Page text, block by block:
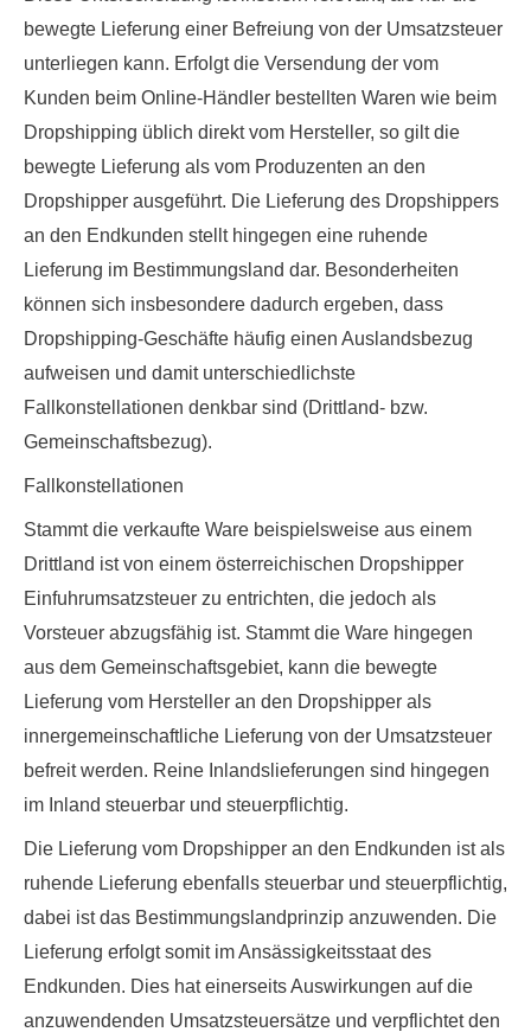
bewegte Lieferung einer Befreiung von der Umsatzsteuer
unterliegen kann. Erfolgt die Versendung der vom
Kunden beim Online-Händler bestellten Waren wie beim
Dropshipping üblich direkt vom Hersteller, so gilt die
bewegte Lieferung als vom Produzenten an den
Dropshipper ausgeführt. Die Lieferung des Dropshippers
an den Endkunden stellt hingegen eine ruhende
Lieferung im Bestimmungsland dar. Besonderheiten
können sich insbesondere dadurch ergeben, dass
Dropshipping-Geschäfte häufig einen Auslandsbezug
aufweisen und damit unterschiedlichste
Fallkonstellationen denkbar sind (Drittland- bzw.
Gemeinschaftsbezug).
Fallkonstellationen
Stammt die verkaufte Ware beispielsweise aus einem
Drittland ist von einem österreichischen Dropshipper
Einfuhrumsatzsteuer zu entrichten, die jedoch als
Vorsteuer abzugsfähig ist. Stammt die Ware hingegen
aus dem Gemeinschaftsgebiet, kann die bewegte
Lieferung vom Hersteller an den Dropshipper als
innergemeinschaftliche Lieferung von der Umsatzsteuer
befreit werden. Reine Inlandslieferungen sind hingegen
im Inland steuerbar und steuerpflichtig.
Die Lieferung vom Dropshipper an den Endkunden ist als
ruhende Lieferung ebenfalls steuerbar und steuerpflichtig,
dabei ist das Bestimmungslandprinzip anzuwenden. Die
Lieferung erfolgt somit im Ansässigkeitsstaat des
Endkunden. Dies hat einerseits Auswirkungen auf die
anzuwendenden Umsatzsteuersätze und verpflichtet den